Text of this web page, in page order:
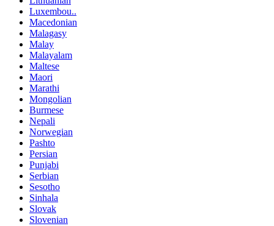
Luxembou..
Macedonian
Malagasy
Malay
Malayalam
Maltese
Maori
Marathi
Mongolian
Burmese
Nepali
Norwegian
Pashto
Persian
Punjabi
Serbian
Sesotho
Sinhala
Slovak
Slovenian